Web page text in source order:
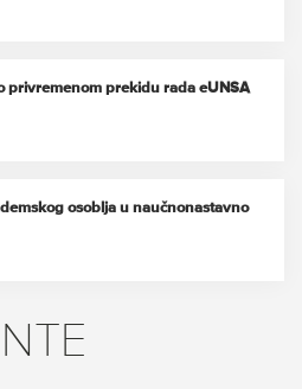
privremenom prekidu rada eUNSA
osoblja u naučnonastavno